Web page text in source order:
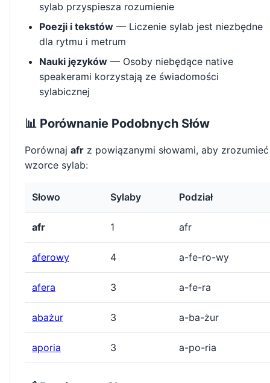
sylab przyspiesza rozumienie
Poezji i tekstów — Liczenie sylab jest niezbędne
dla rytmu i metrum
Nauki języków — Osoby niebędące native
speakerami korzystają ze świadomości
sylabicznej
📊 Porównanie Podobnych Słów
Porównaj afr z powiązanymi słowami, aby zrozumieć
wzorce sylab:
Słowo Sylaby Podział
afr 1 afr
aferowy 4 a-fe-ro-wy
afera 3 a-fe-ra
abażur 3 a-ba-żur
aporia 3 a-po-ria